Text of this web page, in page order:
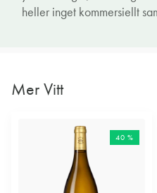
heller inget kommersiellt
Mer Vitt
40 %